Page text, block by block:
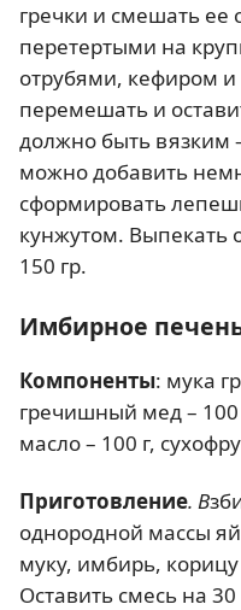
гречки и смешать
перетертыми на
отрубями, кефиром
перемешать и
должно быть вязким
можно добавить
сформировать
кунжутом. Выпекать
150 гр.
Имбирное
Компоненты: мука
гречишный мед – 100
масло – 100 г,
Приготовление. В
однородной массы
муку, имбирь,
Оставить смесь на